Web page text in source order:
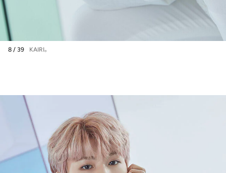
8 / 39 KAIRI。